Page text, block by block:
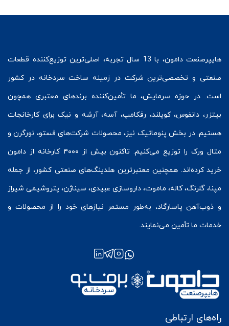
هایپرصنعت
دامون، با 13 سال تجربه، اصلی‌ترین توزیع‌کننده قطعات
صنعتی و تخصصی‌ترین شرکت در زمینه ساخت سردخانه در کشور
است. در حوزه سرمایش، ما تأمین‌کننده برندهای معتبری همچون
بیتزر، دانفوس،کوپلند، رفکامپ، آسه، آرشه و نیک برای کارخانجات
هستیم. در بخش پنوماتیک نیز، محصولات شرکت‌های فستو، نورگرن و
متال ورک
را توزیع می‌کنیم. تاکنون بیش از ۴۰۰۰ کارخانه از دامون
خرید کرده‌اند. همچنین معتبرترین هلدینگ‌های صنعتی کشور، از جمله
مپنا، گلرنگ، کاله، ماموت، داروسازی عبیدی، سیناژن، پتروشیمی شیراز
و ذوب‌آهن پاسارگاد، به‌طور مستمر نیازهای خود را از محصولات و
خدمات ما تأمین می‌نمایند.
راه‌های ارتباطی